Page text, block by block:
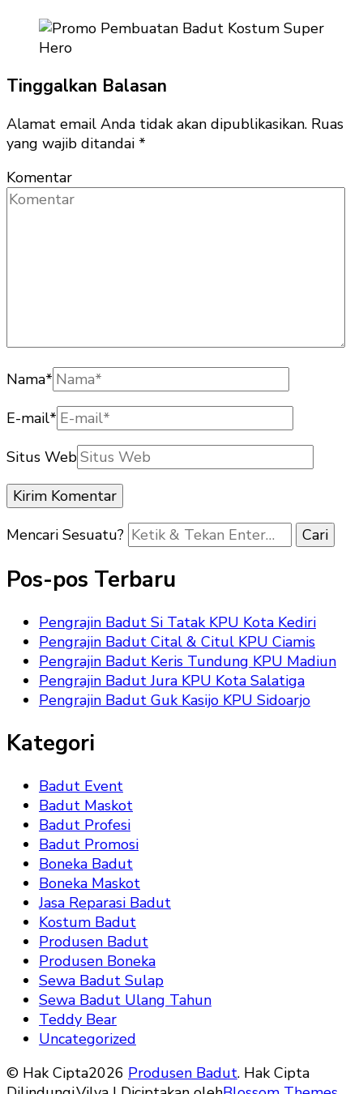
Tinggalkan Balasan
Alamat email Anda tidak akan dipublikasikan. Ruas
yang wajib ditandai *
Komentar
Nama*
E-mail*
Situs Web
Mencari Sesuatu?
Pos-pos Terbaru
Pengrajin Badut Si Tatak KPU Kota Kediri
Pengrajin Badut Cital & Citul KPU Ciamis
Pengrajin Badut Keris Tundung KPU Madiun
Pengrajin Badut Jura KPU Kota Salatiga
Pengrajin Badut Guk Kasijo KPU Sidoarjo
Kategori
Badut Event
Badut Maskot
Badut Profesi
Badut Promosi
Boneka Badut
Boneka Maskot
Jasa Reparasi Badut
Kostum Badut
Produsen Badut
Produsen Boneka
Sewa Badut Sulap
Sewa Badut Ulang Tahun
Teddy Bear
Uncategorized
© Hak Cipta2026 Produsen Badut. Hak Cipta